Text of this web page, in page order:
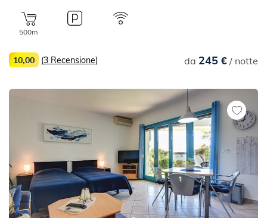
500m
da 245 €/ notte
10,00 (3 Recensione)